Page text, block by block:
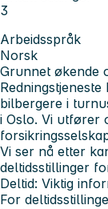
3
Arbeidsspråk
Norsk
Grunnet økende
bilbergere i
i Oslo. Vi utfører
Vi ser nå etter
deltidsstillinger
Deltid: Viktig
For